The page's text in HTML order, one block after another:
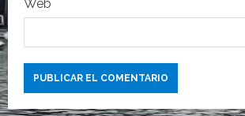
s
Web